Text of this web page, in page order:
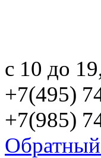
с 10 до
+7(495)
+7(985)